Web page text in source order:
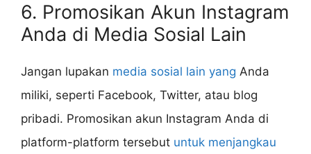
6. Promosikan Akun Instagram
Anda di Media Sosial Lain
Jangan lupakan media sosial lain yang Anda
miliki, seperti Facebook, Twitter, atau blog
pribadi. Promosikan akun Instagram Anda di
platform-platform tersebut untuk menjangkau